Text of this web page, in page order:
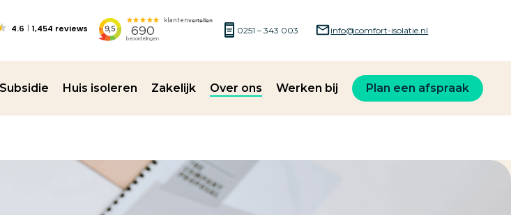
4.6 1,454 reviews 0251 – 343 003 info@comfort-isolatie.nl
Subsidie Huis isoleren Zakelijk Over ons Werken bij Plan een afspraak